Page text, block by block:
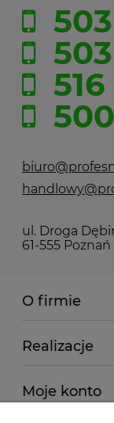
ul. Droga
61-555 Poznań
O firmie
Realizacje
Moje konto